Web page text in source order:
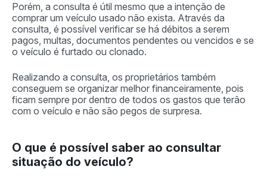
Porém, a consulta é útil mesmo que a intenção de
comprar um veículo usado não exista. Através da
consulta, é possível verificar se há débitos a serem
pagos, multas, documentos pendentes ou vencidos e se
o veículo é furtado ou clonado.
Realizando a consulta, os proprietários também
conseguem se organizar melhor financeiramente, pois
ficam sempre por dentro de todos os gastos que terão
com o veículo e não são pegos de surpresa.
O que é possível saber ao consultar
situação do veículo?